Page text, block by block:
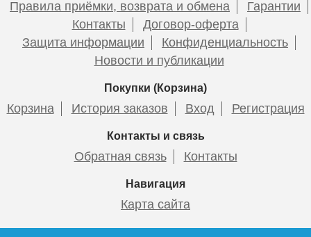
Правила приёмки, возврата и обмена
Гарантии
Контакты
Договор-оферта
Защита информации
Конфиденциальность
Новости и публикации
Покупки (Корзина)
Корзина История заказов Вход Регистрация
Контакты и связь
Обратная связь Контакты
Навигация
Карта сайта